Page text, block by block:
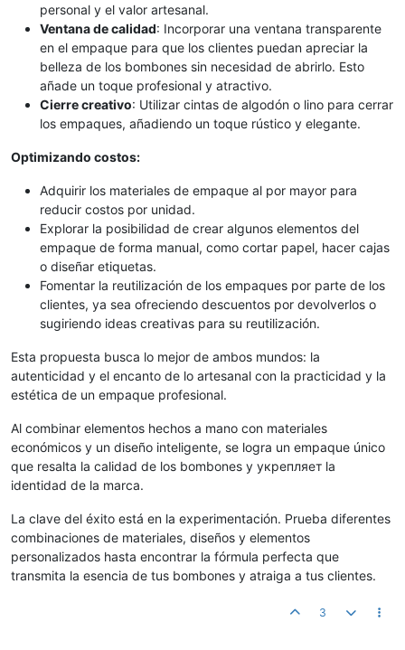
personal y el valor artesanal.
Ventana de calidad: Incorporar una ventana transparente
en el empaque para que los clientes puedan apreciar la
belleza de los bombones sin necesidad de abrirlo. Esto
añade un toque profesional y atractivo.
Cierre creativo: Utilizar cintas de algodón o lino para cerrar
los empaques, añadiendo un toque rústico y elegante.
Optimizando costos:
Adquirir los materiales de empaque al por mayor para
reducir costos por unidad.
Explorar la posibilidad de crear algunos elementos del
empaque de forma manual, como cortar papel, hacer cajas
o diseñar etiquetas.
Fomentar la reutilización de los empaques por parte de los
clientes, ya sea ofreciendo descuentos por devolverlos o
sugiriendo ideas creativas para su reutilización.
Esta propuesta busca lo mejor de ambos mundos: la
autenticidad y el encanto de lo artesanal con la practicidad y la
estética de un empaque profesional.
Al combinar elementos hechos a mano con materiales
económicos y un diseño inteligente, se logra un empaque único
que resalta la calidad de los bombones y укрепляет la
identidad de la marca.
La clave del éxito está en la experimentación. Prueba diferentes
combinaciones de materiales, diseños y elementos
personalizados hasta encontrar la fórmula perfecta que
transmita la esencia de tus bombones y atraiga a tus clientes.
3